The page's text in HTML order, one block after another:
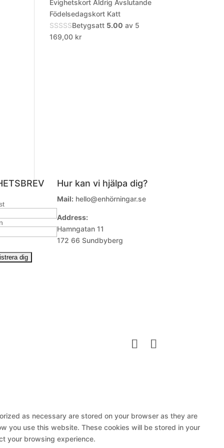
Evighetskort Aldrig Avslutande
Födelsedagskort Katt
Betygsatt 5.00 av 5
169,00 kr
Hur kan vi hjälpa dig?
Mail: hello@enhörningar.se
Address:
Hamngatan 11
172 66 Sundbyberg
as necessary are stored on your browser as they are
you use this website. These cookies will be stored in your
your browsing experience.